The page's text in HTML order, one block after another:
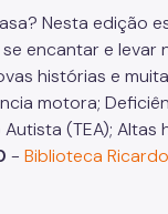
Nesta edição
encantar e
histórias e
motora;
(TEA);
- Biblioteca